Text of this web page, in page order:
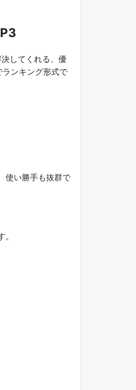
してくれる、優
ンキング形式で
使い勝手も抜群で